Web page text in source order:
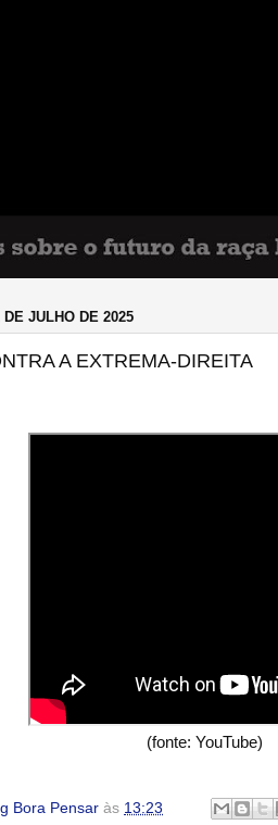
JULHO DE 2025
A EXTREMA-DIREITA
(fonte: YouTube)
Bora Pensar às 13:23